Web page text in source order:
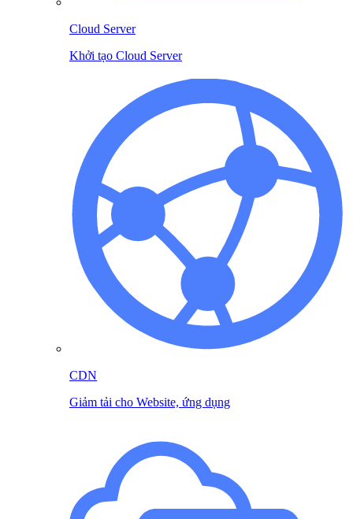
Cloud Server
Khởi tạo Cloud Server
CDN
Giảm tải cho Website, ứng dụng